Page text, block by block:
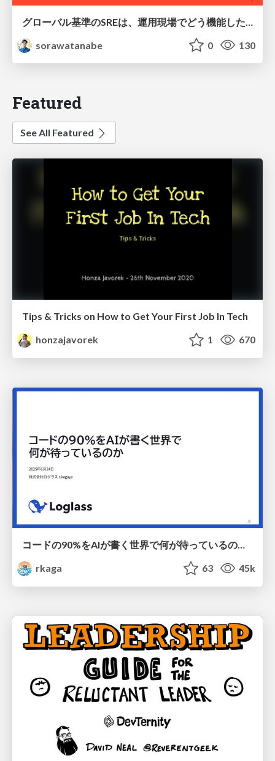
sorawatanabe
0 130
Featured
See All Featured
Tips & Tricks on How to Get Your First Job In Tech
honzajavorek
1 670
コードの90%をAIが書く世界で何が待っているのか / What awaits us in a world where 90% of the code is written by AI
rkaga
63 45k